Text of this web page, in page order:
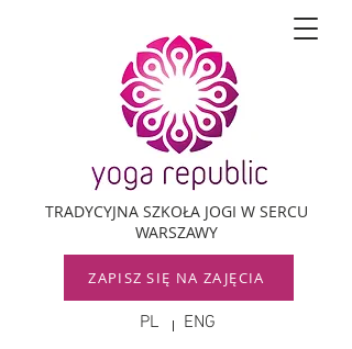
TRADYCYJNA SZKOŁA JOGI W SERCU
WARSZAWY
PL ENG
ZAPISZ SIĘ NA ZAJĘCIA